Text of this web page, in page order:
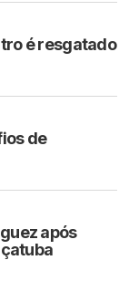
é resgatado
de
após